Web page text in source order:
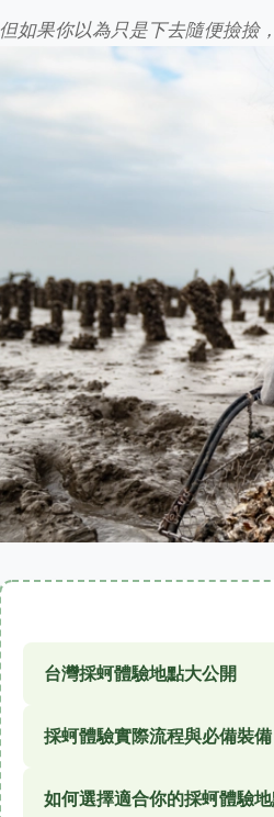
但如果你以為只是下去隨便撿撿
台灣採蚵體驗地點大公開
採蚵體驗實際流程與必備裝備
如何選擇適合你的採蚵體驗地